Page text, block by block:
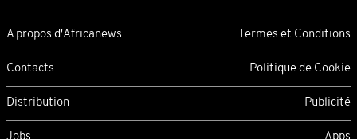
A propos d'Africanews Termes et Conditions
Contacts Politique de Cookie
Distribution Publicité